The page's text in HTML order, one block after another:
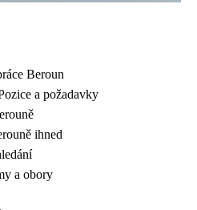
Beroun
a požadavky
ihned
a obory